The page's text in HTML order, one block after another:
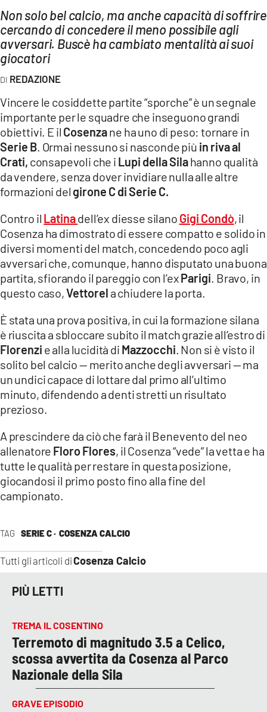
LaC
Network
LACPLAY.IT
LACTV.IT
LACONAIR.IT
LACITYMAG.IT
ILREGGINO.IT
COSENZACHANNEL.IT
ILVIBONESE.IT
LACAPITALENEWS.IT
App
ANDROID
Non solo bel calcio, ma anche capacità di soffrire
cercando di concedere il meno possibile agli
avversari. Buscè ha cambiato mentalità ai suoi
giocatori
REDAZIONE
TAG SERIE C · COSENZA CALCIO
Tutti gli articoli diCosenza Calcio
Vincere le cosiddette partite “sporche” è un segnale
importante per le squadre che inseguono grandi
obiettivi. E il Cosenzane ha uno di peso: tornare in
Serie B . Ormai nessuno si nasconde più in riva al
Crati, consapevoli che i Lupi della Silahanno qualità
da vendere, senza dover invidiare nulla alle altre
formazioni del girone C di Serie C.
Contro il Latinadell’ex diesse silano Gigi Condò, il
Cosenza ha dimostrato di essere compatto e solido in
diversi momenti del match, concedendo poco agli
avversari che, comunque, hanno disputato una buona
partita, sfiorando il pareggio con l’exParigi . Bravo, in
questo caso,Vettorel a chiudere la porta.
È stata una prova positiva, in cui la formazione silana
è riuscita a sbloccare subito il match grazie all’estro di
Florenzi e alla lucidità di Mazzocchi . Non si è visto il
solito bel calcio — merito anche degli avversari — ma
un undici capace di lottare dal primo all’ultimo
minuto, difendendo a denti stretti un risultato
prezioso.
A prescindere da ciò che farà il Benevento del neo
allenatore Floro Flores, il Cosenza “vede” la vetta e ha
tutte le qualità per restare in questa posizione,
giocandosi il primo posto fino alla fine del
campionato.
PIÙ LETTI
TREMA IL COSENTINO
Terremoto di magnitudo 3.5 a Celico,
scossa avvertita da Cosenza al Parco
Nazionale della Sila
GRAVE EPISODIO